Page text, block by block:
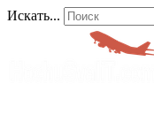
Искать...